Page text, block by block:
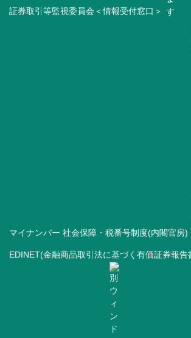
証券取引等監視委員会＜情報受付窓口＞
マイナンバー 社会保障・税番号制度(内閣官房)
EDINET(金融商品取引法に基づく有価証券報告